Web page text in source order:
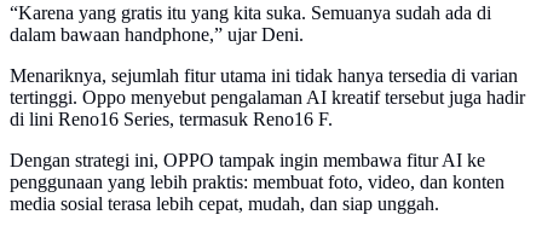
“Karena yang gratis itu yang kita suka. Semuanya sudah ada di
dalam bawaan handphone,” ujar Deni.
Menariknya, sejumlah fitur utama ini tidak hanya tersedia di varian
tertinggi. Oppo menyebut pengalaman AI kreatif tersebut juga hadir
di lini Reno16 Series, termasuk Reno16 F.
Dengan strategi ini, OPPO tampak ingin membawa fitur AI ke
penggunaan yang lebih praktis: membuat foto, video, dan konten
media sosial terasa lebih cepat, mudah, dan siap unggah.